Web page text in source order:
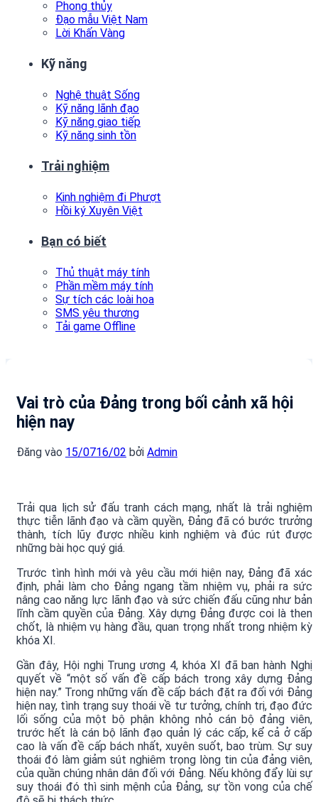
Phong thủy
Đạo mẫu Việt Nam
Lời Khấn Vàng
Kỹ năng
Nghệ thuật Sống
Kỹ năng lãnh đạo
Kỹ năng giao tiếp
Kỹ năng sinh tồn
Trải nghiệm
Kinh nghiệm đi Phượt
Hồi ký Xuyên Việt
Bạn có biết
Thủ thuật máy tính
Phần mềm máy tính
Sự tích các loài hoa
SMS yêu thương
Tải game Offline
Vai trò của Đảng trong bối cảnh xã hội
hiện nay
Đăng vào 15/0716/02 bởi Admin
Trải qua lịch sử đấu tranh cách mạng, nhất là trải nghiệm
thực tiễn lãnh đạo và cầm quyền, Đảng đã có bước trưởng
thành, tích lũy được nhiều kinh nghiệm và đúc rút được
những bài học quý giá.
Trước tình hình mới và yêu cầu mới hiện nay, Đảng đã xác
định, phải làm cho Đảng ngang tầm nhiệm vụ, phải ra sức
nâng cao năng lực lãnh đạo và sức chiến đấu cũng như bản
lĩnh cầm quyền của Đảng. Xây dựng Đảng được coi là then
chốt, là nhiệm vụ hàng đầu, quan trọng nhất trong nhiệm kỳ
khóa XI.
Gần đây, Hội nghị Trung ương 4, khóa XI đã ban hành Nghị
quyết về “một số vấn đề cấp bách trong xây dựng Đảng
hiện nay.” Trong những vấn đề cấp bách đặt ra đối với Đảng
hiện nay, tình trạng suy thoái về tư tưởng, chính trị, đạo đức
lối sống của một bộ phận không nhỏ cán bộ đảng viên,
trước hết là cán bộ lãnh đạo quản lý các cấp, kể cả ở cấp
cao là vấn đề cấp bách nhất, xuyên suốt, bao trùm. Sự suy
thoái đó làm giảm sút nghiêm trọng lòng tin của đảng viên,
của quần chúng nhân dân đối với Đảng. Nếu không đẩy lùi sự
suy thoái đó thì sinh mệnh của Đảng, sự tồn vong của chế